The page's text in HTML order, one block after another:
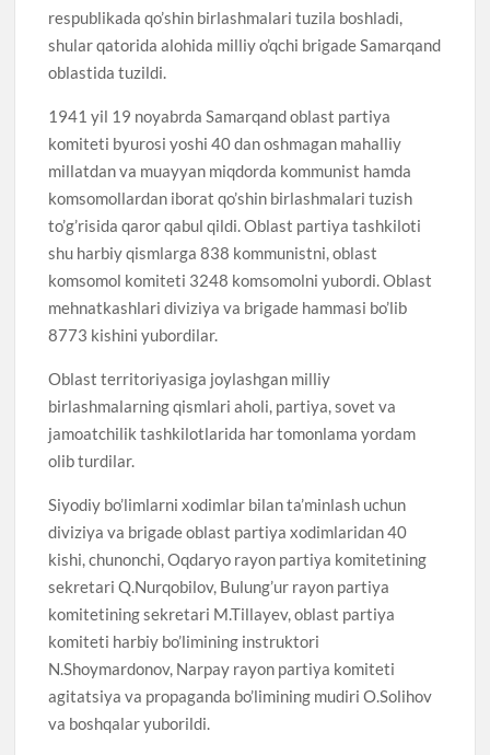
respublikada qo’shin birlashmalari tuzila boshladi,
shular qatorida alohida milliy o’qchi brigade Samarqand
oblastida tuzildi.
1941 yil 19 noyabrda Samarqand oblast partiya
komiteti byurosi yoshi 40 dan oshmagan mahalliy
millatdan va muayyan miqdorda kommunist hamda
komsomollardan iborat qo’shin birlashmalari tuzish
to’g’risida qaror qabul qildi. Oblast partiya tashkiloti
shu harbiy qismlarga 838 kommunistni, oblast
komsomol komiteti 3248 komsomolni yubordi. Oblast
mehnatkashlari diviziya va brigade hammasi bo’lib
8773 kishini yubordilar.
Oblast territoriyasiga joylashgan milliy
birlashmalarning qismlari aholi, partiya, sovet va
jamoatchilik tashkilotlarida har tomonlama yordam
olib turdilar.
Siyodiy bo’limlarni xodimlar bilan ta’minlash uchun
diviziya va brigade oblast partiya xodimlaridan 40
kishi, chunonchi, Oqdaryo rayon partiya komitetining
sekretari Q.Nurqobilov, Bulung’ur rayon partiya
komitetining sekretari M.Tillayev, oblast partiya
komiteti harbiy bo’limining instruktori
N.Shoymardonov, Narpay rayon partiya komiteti
agitatsiya va propaganda bo’limining mudiri O.Solihov
va boshqalar yuborildi.